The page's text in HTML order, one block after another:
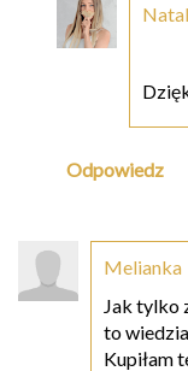
Odpowiedz
Melianka
Jak tylko
to
Kupiłam